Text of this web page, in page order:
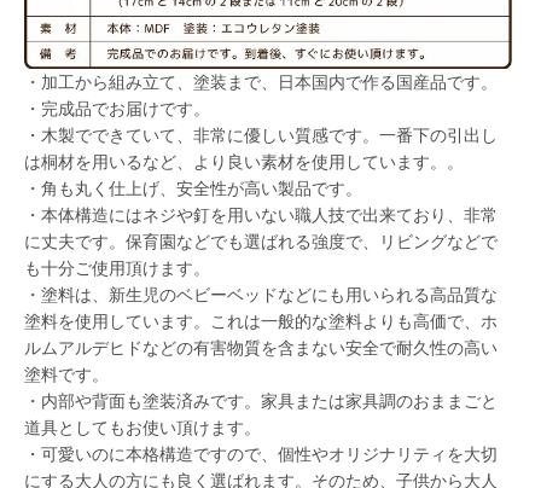
・加工から組み立て、塗装まで、日本国内で作る国産品です。
・完成品でお届けです。
・木製でできていて、非常に優しい質感です。一番下の引出し
は桐材を用いるなど、より良い素材を使用しています。。
・角も丸く仕上げ、安全性が高い製品です。
・本体構造にはネジや釘を用いない職人技で出来ており、非常
に丈夫です。保育園などでも選ばれる強度で、リビングなどで
も十分ご使用頂けます。
・塗料は、新生児のベビーベッドなどにも用いられる高品質な
塗料を使用しています。これは一般的な塗料よりも高価で、ホ
ルムアルデヒドなどの有害物質を含まない安全で耐久性の高い
塗料です。
・内部や背面も塗装済みです。家具または家具調のおままごと
道具としてもお使い頂けます。
・可愛いのに本格構造ですので、個性やオリジナリティを大切
にする大人の方にも良く選ばれます。そのため、子供から大人